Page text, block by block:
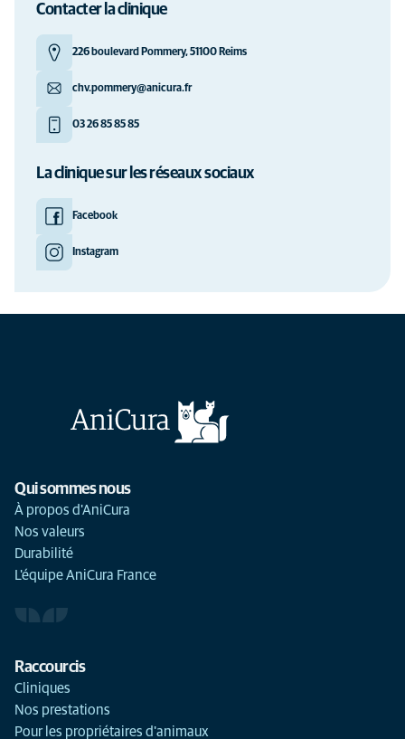
Contacter la clinique
226 boulevard Pommery, 51100 Reims
chv.pommery@anicura.fr
03 26 85 85 85
La clinique sur les réseaux sociaux
Facebook
Instagram
Qui sommes nous
À propos d'AniCura
Nos valeurs
Durabilité
L'équipe AniCura France
Raccourcis
Cliniques
Nos prestations
Pour les propriétaires d'animaux